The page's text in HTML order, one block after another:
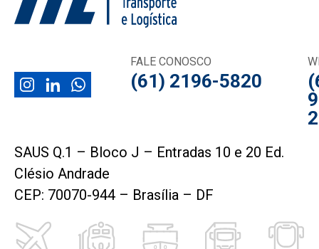
FALE CONOSCO
(61) 2196-5820
SAUS Q.1 – Bloco J – Entradas 10 e 20 Ed.
Clésio Andrade
CEP: 70070-944 – Brasília – DF